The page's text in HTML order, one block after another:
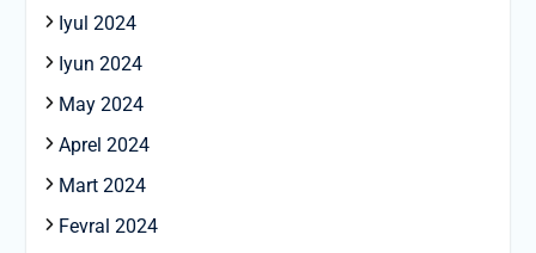
Iyul 2024
Iyun 2024
May 2024
Aprel 2024
Mart 2024
Fevral 2024